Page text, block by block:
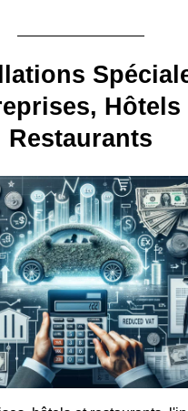
Hôtels
Restaurants